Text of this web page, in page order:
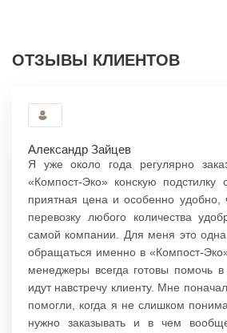
ОТЗЫВЫ КЛИЕНТОВ
Александр Зайцев
Я уже около года регулярно
«Компост-Эко» конскую подстилку
приятная цена и особенно удобно,
перевозку любого количества
самой компании. Для меня это одна
обращаться именно в «Компост-
менеджеры всегда готовы помочь
идут навстречу клиенту. Мне
помогли, когда я не слишком
нужно заказывать и в чем